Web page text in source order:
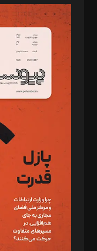
مدیر مسئول: محمدباقر
سردبیر: مهرک محمودی
دبیر تحریریه: میثم قاسمی
د‌بیر ناداستان: سمانه
د‌بیر خدمت و تجارت:
د‌بیر حقوق فناوری:
د‌بیر پیوست جهان: مینا
د‌بیر تحریریه آنلاین:
تحریریه‌: مجتبی
مصطفی مسجدی آرانی،
رستمی،مصطفی باستان
ویرایش: نگار استاد‌‌آقا
طراح یونیفرم: مجید توکلی
فیلمبرداری و عکاسی:
گرافیک و صفحه‌آرایی: